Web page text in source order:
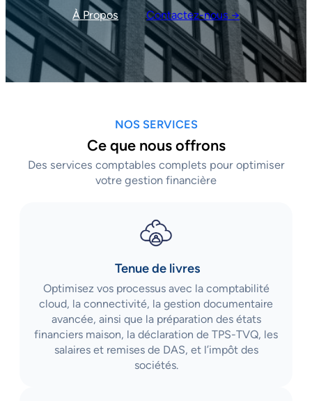
À Propos Contactez-nous →
NOS SERVICES
Ce que nous offrons
Des services comptables complets pour optimiser
votre gestion financière
Tenue de livres
Optimisez vos processus avec la comptabilité
cloud, la connectivité, la gestion documentaire
avancée, ainsi que la préparation des états
financiers maison, la déclaration de TPS-TVQ, les
salaires et remises de DAS, et l’impôt des
sociétés.